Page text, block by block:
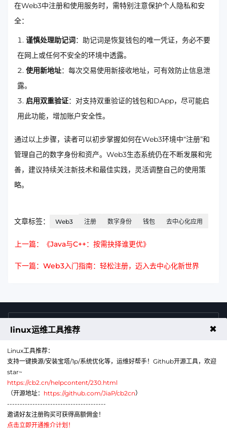
在Web3中注册和使用服务时，需特别注意保护个人隐私和安
全：
谨慎处理助记词：助记词是恢复钱包的唯一凭证，务必不要
在网上或任何不安全的环境中透露。
使用新地址：每次交易使用新接收地址，可有效防止信息泄
露。
启用双重验证：对支持双重验证的钱包和DApp，尽可能启
用此功能，增加账户安全性。
通过以上步骤，读者可以初步掌握如何在Web3环境中“注册”和
管理自己的数字身份和资产。Web3生态系统仍在不断发展和完
善，建议持续关注新技术和最佳实践，灵活调整自己的使用策
略。
文章标签： Web3 注册 数字身份 钱包 去中心化应用
上一篇：《Java与C++：按需抉择谁更优》
下一篇：Web3入门指南：轻松注册，迈入去中心化新世界
售前咨询热线
公众号
linux运维工具推荐 ✖
Linux工具推荐：
支持一键换源/安装宝塔/1p/系统优化等，运维好帮手！Github开源工具，欢迎
star~
https://cb2.cn/helpcontent/230.html
（开源地址： https://github.com/JiaP/cb2cn）
---------------------------------------
邀请好友注册购买可获得高额佣金！
点击立即开通推介计划！